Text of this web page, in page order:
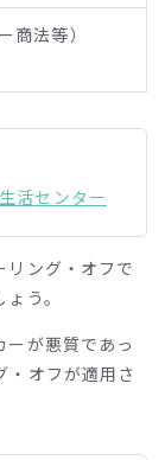
商法等）
活センター
リング・オフで
う。
が悪質であっ
・オフが適用さ